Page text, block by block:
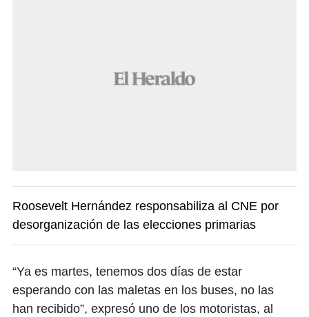
Roosevelt Hernández responsabiliza al CNE por
desorganización de las elecciones primarias
“Ya es martes, tenemos dos días de estar
esperando con las maletas en los buses, no las
han recibido”, expresó uno de los motoristas, al